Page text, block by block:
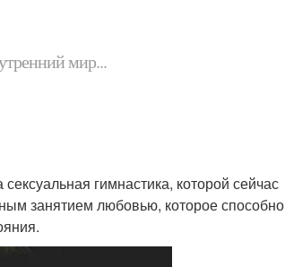
мир...
гимнастика, которой сейчас
занятием любовью, которое способно